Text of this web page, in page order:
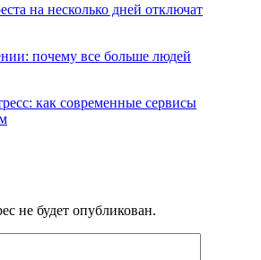
на несколько дней отключат
почему все больше людей
как современные сервисы
не будет опубликован.